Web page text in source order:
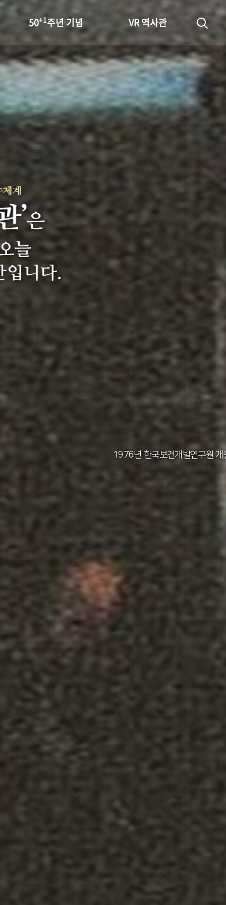
50+1주년 기념
성과 50선
숫자로 보는 50년
50
주년 광장
세계와 함께 한 KIHASA
VR 역사관
1971년 가족계획연구원
1976년 한국보건개발연구원 개
1982년 한국인구보건연구원 신청사 준
2012년 한국보건사회연구원 서울 청사
2011년 한국보건사회연구원 설립 40주년
2014년 한국보건사회연구원 세종 청사